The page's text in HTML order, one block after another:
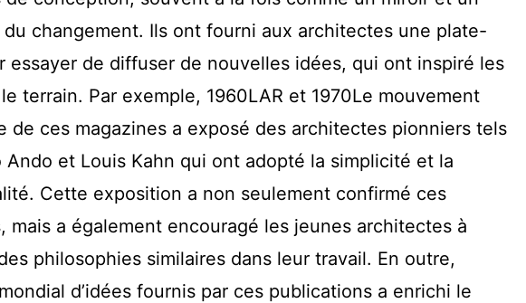
du changement. Ils ont fourni aux architectes une plate-
essayer de diffuser de nouvelles idées, qui ont inspiré les
terrain. Par exemple, 1960LAR et 1970Le mouvement
de ces magazines a exposé des architectes pionniers tels
Ando et Louis Kahn qui ont adopté la simplicité et la
Cette exposition a non seulement confirmé ces
mais a également encouragé les jeunes architectes à
philosophies similaires dans leur travail. En outre,
d’idées fournis par ces publications a enrichi le